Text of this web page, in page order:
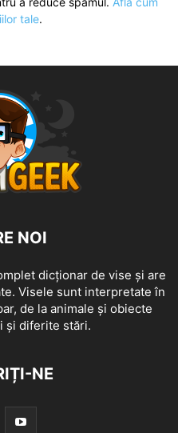
tale.
NOI
dicționar de vise și are
Visele sunt interpretate în
de la animale și obiecte
și diferite stări.
NE